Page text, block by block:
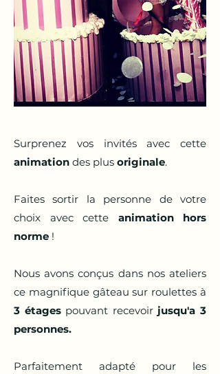
Surprenez vos invités avec cette
animation des plus originale.
Faites sortir la personne de votre
choix avec cette animation hors
norme !
Nous avons conçus dans nos ateliers
ce magnifique gâteau sur roulettes à
3 étagespouvant recevoirjusqu'a 3
personnes.
Parfaitement adapté pour les